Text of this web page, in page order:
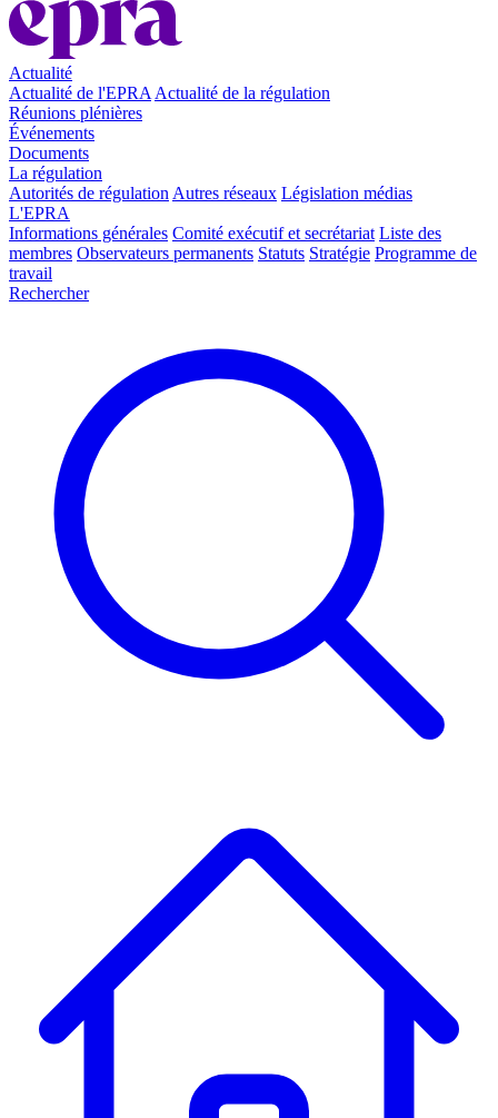
Actualité
Actualité de l'EPRA Actualité de la régulation
Réunions plénières
Événements
Documents
La régulation
Autorités de régulation Autres réseaux Législation médias
L'EPRA
Informations générales Comité exécutif et secrétariat Liste des
membres Observateurs permanents Statuts Stratégie Programme de
travail
Rechercher